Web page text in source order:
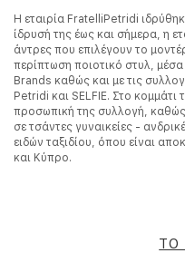
Η εταιρία FratelliPetridi
ίδρυσή της έως και σήμερα, η
άντρες που επιλέγουν το
περίπτωση ποιοτικό στυλ,
Brands καθώς και με τις
Petridi και SELFIE. Στο κομμάτι
προσωπική της συλλογή, καθώς
σε τσάντες γυναικείες -
ειδών ταξιδίου, όπου είναι
και Κύπρο.
TO